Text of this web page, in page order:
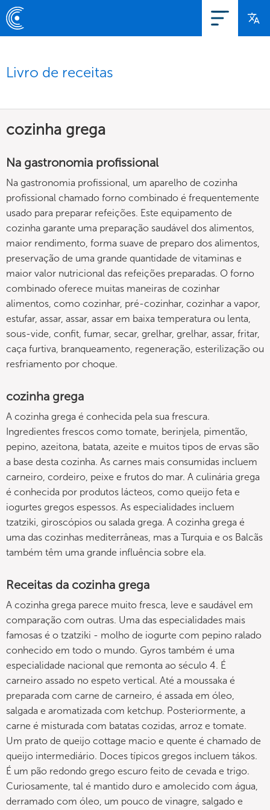
Livro de receitas
cozinha grega
Na gastronomia profissional
Na gastronomia profissional, um aparelho de cozinha
profissional chamado forno combinado é frequentemente
usado para preparar refeições. Este equipamento de
cozinha garante uma preparação saudável dos alimentos,
maior rendimento, forma suave de preparo dos alimentos,
preservação de uma grande quantidade de vitaminas e
maior valor nutricional das refeições preparadas. O forno
combinado oferece muitas maneiras de cozinhar
alimentos, como cozinhar, pré-cozinhar, cozinhar a vapor,
estufar, assar, assar, assar em baixa temperatura ou lenta,
sous-vide, confit, fumar, secar, grelhar, grelhar, assar, fritar,
caça furtiva, branqueamento, regeneração, esterilização ou
resfriamento por choque.
cozinha grega
A cozinha grega é conhecida pela sua frescura.
Ingredientes frescos como tomate, berinjela, pimentão,
pepino, azeitona, batata, azeite e muitos tipos de ervas são
a base desta cozinha. As carnes mais consumidas incluem
carneiro, cordeiro, peixe e frutos do mar. A culinária grega
é conhecida por produtos lácteos, como queijo feta e
iogurtes gregos espessos. As especialidades incluem
tzatziki, giroscópios ou salada grega. A cozinha grega é
uma das cozinhas mediterrâneas, mas a Turquia e os Balcãs
também têm uma grande influência sobre ela.
Receitas da cozinha grega
A cozinha grega parece muito fresca, leve e saudável em
comparação com outras. Uma das especialidades mais
famosas é o tzatziki - molho de iogurte com pepino ralado
conhecido em todo o mundo. Gyros também é uma
especialidade nacional que remonta ao século 4. É
carneiro assado no espeto vertical. Até a moussaka é
preparada com carne de carneiro, é assada em óleo,
salgada e aromatizada com ketchup. Posteriormente, a
carne é misturada com batatas cozidas, arroz e tomate.
Um prato de queijo cottage macio e quente é chamado de
queijo intermediário. Doces típicos gregos incluem tákos.
É um pão redondo grego escuro feito de cevada e trigo.
Curiosamente, tal é mantido duro e amolecido com água,
derramado com óleo, um pouco de vinagre, salgado e